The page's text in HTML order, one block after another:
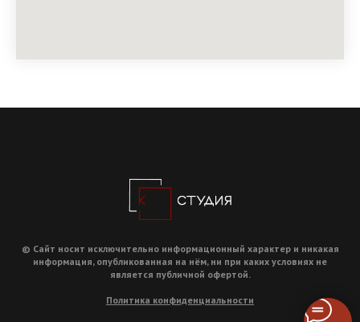
© Сайт носит исключительно информационный характер и никакая
информация, опубликованная на нём, ни при каких условиях не
является публичной офертой.
Политика конфиденциальности